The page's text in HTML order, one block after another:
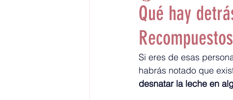
Qué hay
Si eres de esas
habrás notado que
desnatar la leche en